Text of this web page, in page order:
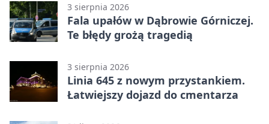
3 sierpnia 2026
Fala upałów w Dąbrowie Górniczej.
Te błędy grożą tragedią
3 sierpnia 2026
Linia 645 z nowym przystankiem.
Łatwiejszy dojazd do cmentarza